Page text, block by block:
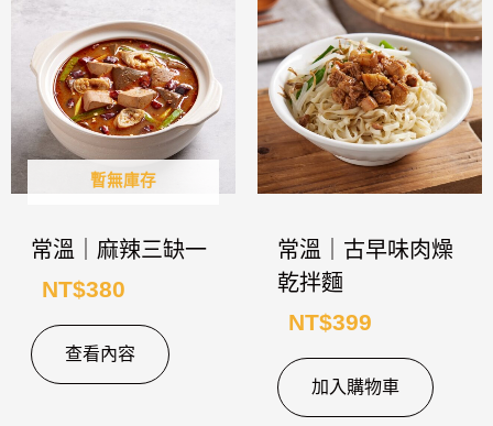
暫無庫存
常溫｜麻辣三缺一
NT$380
查看內容
常溫｜古早味肉燥
乾拌麵
NT$399
加入購物車